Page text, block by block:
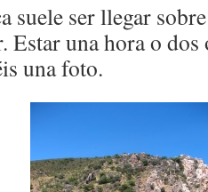
suele ser llegar
Estar una hora o dos
una foto.